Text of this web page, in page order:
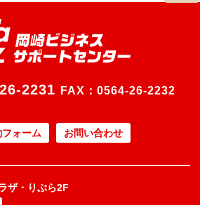
2231 FAX：0564-26-2232
ォーム お問い合わせ
ザ・りぶら2F